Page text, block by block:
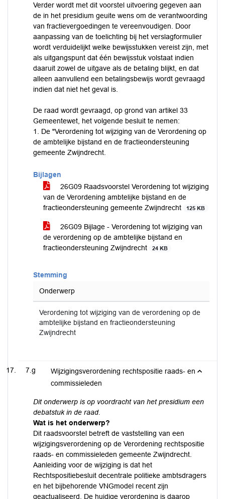
Verder wordt met dit voorstel uitvoering gegeven aan
de in het presidium geuite wens om de verantwoording
van fractievergoedingen te vereenvoudigen. Door
aanpassing van de toelichting bij het verslagformulier
wordt verduidelijkt welke bewijsstukken vereist zijn, met
als uitgangspunt dat één bewijsstuk volstaat indien
daaruit zowel de uitgave als de betaling blijkt, en dat
alleen aanvullend een betalingsbewijs wordt gevraagd
indien dat niet het geval is.
De raad wordt gevraagd, op grond van artikel 33
Gemeentewet, het volgende besluit te nemen:
1. De "Verordening tot wijziging van de Verordening op
de ambtelijke bijstand en de fractieondersteuning
gemeente Zwijndrecht.
Bijlagen
26G09 Raadsvoorstel Verordening tot wijziging
van de Verordening ambtelijke bijstand en de
fractieondersteuning gemeente Zwijndrecht
125 KB
26G09 Bijlage - Verordening tot wijziging van
de verordening op de ambtelijke bijstand en
fractieondersteuning Zwijndrecht
24 KB
Stemming
Onderwerp
Verordening tot wijziging van de verordening op de
ambtelijke bijstand en fractieondersteuning
Zwijndrecht
7.g
Wijzigingsverordening rechtspositie raads- en
commissieleden
Dit onderwerp is op voordracht van het presidium een
debatstuk in de raad.
Wat is het onderwerp?
Dit raadsvoorstel betreft de vaststelling van een
wijzigingsverordening op de Verordening rechtspositie
raads- en commissieleden gemeente Zwijndrecht.
Aanleiding voor de wijziging is dat het
Rechtspositiebesluit decentrale politieke ambtsdragers
en het bijbehorende VNGmodel recent zijn
geactualiseerd. De huidige verordening is daarop